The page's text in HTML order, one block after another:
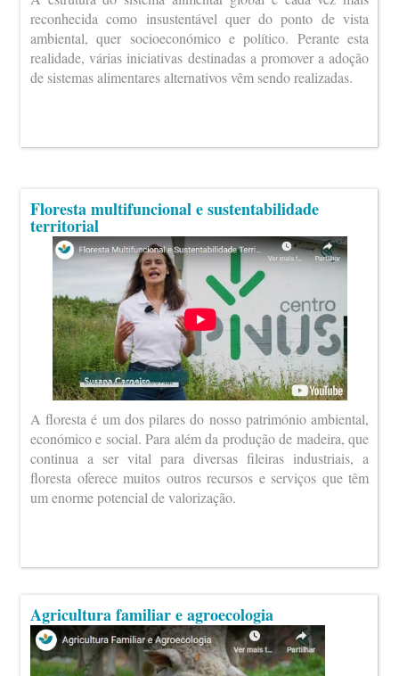
reconhecida como insustentável quer do ponto de vista
ambiental, quer socioeconómico e político. Perante esta
realidade, várias iniciativas destinadas a promover a adoção
de sistemas alimentares alternativos vêm sendo realizadas.
Floresta multifuncional e sustentabilidade
territorial
A floresta é um dos pilares do nosso património ambiental,
económico e social. Para além da produção de madeira, que
continua a ser vital para diversas fileiras industriais, a
floresta oferece muitos outros recursos e serviços que têm
um enorme potencial de valorização.
Agricultura familiar e agroecologia